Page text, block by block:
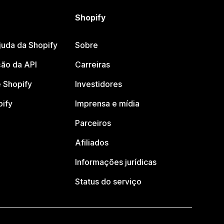
da Shopify
da API
Shopify
Shopify
Sobre
Carreiras
Investidores
Imprensa e mídia
Parceiros
Afiliados
Informações jurídicas
Status do serviço